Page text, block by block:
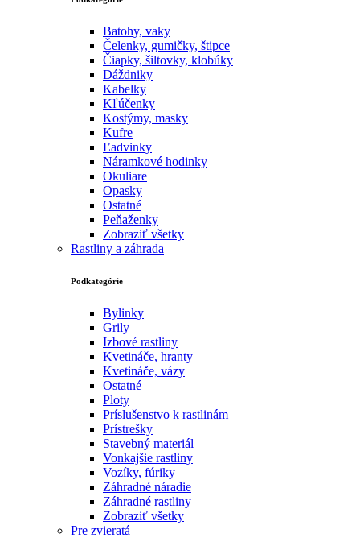
Batohy, vaky
Čelenky, gumičky, štipce
Čiapky, šiltovky, klobúky
Dáždniky
Kabelky
Kľúčenky
Kostýmy, masky
Kufre
Ľadvinky
Náramkové hodinky
Okuliare
Opasky
Ostatné
Peňaženky
Zobraziť všetky
Rastliny a záhrada
Podkategórie
Bylinky
Grily
Izbové rastliny
Kvetináče, hranty
Kvetináče, vázy
Ostatné
Ploty
Príslušenstvo k rastlinám
Prístrešky
Stavebný materiál
Vonkajšie rastliny
Vozíky, fúriky
Záhradné náradie
Záhradné rastliny
Zobraziť všetky
Pre zvieratá